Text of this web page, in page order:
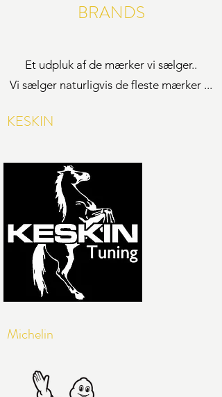
BRANDS
Et udpluk af de mærker vi sælger..
Vi sælger naturligvis de fleste mærker ...
KESKIN
Michelin